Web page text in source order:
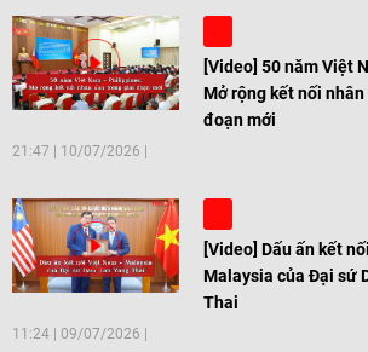
[Video] 50 năm Việt
Mở rộng kết nối
đoạn mới
21:47 10/07/2026
[Video] Dấu ấn kết
Malaysia của Đại sứ
Thai
11:24 09/07/2026